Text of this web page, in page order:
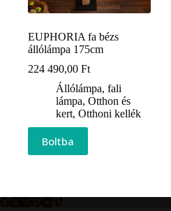
EUPHORIA fa bézs
állólámpa 175cm
224 490,00 Ft
Állólámpa, fali
lámpa, Otthon és
kert, Otthoni kellék
Boltba